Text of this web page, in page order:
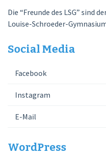
Die “Freunde des LSG” sind
Louise-Schroeder-
Social Media
Facebook
Instagram
E-Mail
WordPress